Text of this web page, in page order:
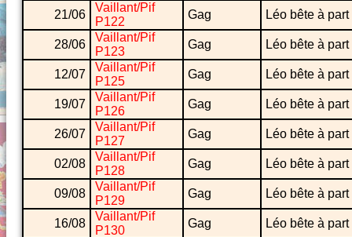
21/06
Vaillant/Pif
P122
Gag Léo bête à part
28/06
Vaillant/Pif
P123
Gag Léo bête à part
12/07
Vaillant/Pif
P125
Gag Léo bête à part
19/07
Vaillant/Pif
P126
Gag Léo bête à part
26/07
Vaillant/Pif
P127
Gag Léo bête à part
02/08
Vaillant/Pif
P128
Gag Léo bête à part
09/08
Vaillant/Pif
P129
Gag Léo bête à part
16/08
Vaillant/Pif
P130
Gag Léo bête à part